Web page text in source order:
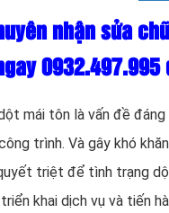
nhận sửa
mái tôn là vấn đề
trình. Và gây khó
triệt để tình trạng
khai dịch vụ và tiến